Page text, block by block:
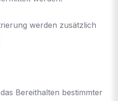
werden zusätzlich
Bereithalten bestimmter